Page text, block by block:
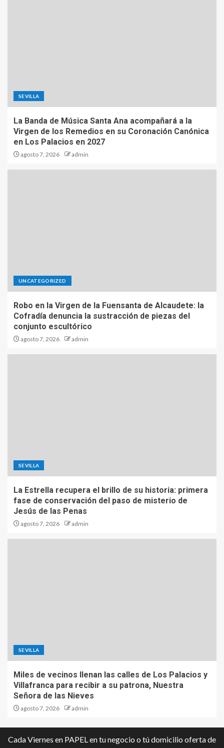
SEVILLA
La Banda de Música Santa Ana acompañará a la
Virgen de los Remedios en su Coronación Canónica
en Los Palacios en 2027
agosto 7, 2026 admin
UNCATEGORIZED
Robo en la Virgen de la Fuensanta de Alcaudete: la
Cofradía denuncia la sustracción de piezas del
conjunto escultórico
agosto 7, 2026 admin
SEVILLA
La Estrella recupera el brillo de su historia: primera
fase de conservación del paso de misterio de
Jesús de las Penas
agosto 7, 2026 admin
SEVILLA
Miles de vecinos llenan las calles de Los Palacios y
Villafranca para recibir a su patrona, Nuestra
Señora de las Nieves
agosto 7, 2026 admin
Cada Viernes en PAPEL en tu negocio o tú domicilio oferta de